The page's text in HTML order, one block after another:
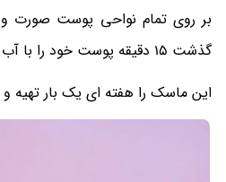
بر روی تمام نواحی پوست صورت
گذشت 15 دقیقه پوست خود را با آب شستشو دهید .
این ماسک را هفته ای یک بار تهیه و